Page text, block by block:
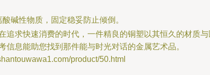
碱性物质，固定稳妥防止倾倒。
追求快速消费的时代，一件精良的铜塑以其恒久的材质
信息能助您找到那件能与时光对话的金属艺术品。
product/50.html